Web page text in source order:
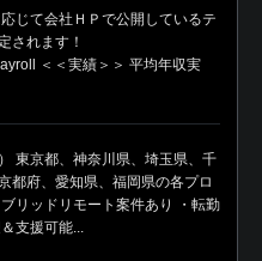
じて会社ＨＰで公開しているテ
されます！
＜＜実績＞＞ 平均年収実
東京都、神奈川県、埼玉県、千
都府、愛知県、福岡県の各プロ
リッドリモート案件あり ・転勤
支援可能...